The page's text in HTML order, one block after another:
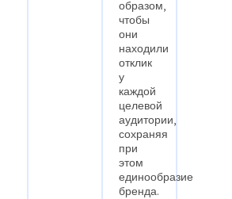
образом,
чтобы
они
находили
отклик
у
каждой
целевой
аудитории,
сохраняя
при
этом
единообразие
бренда.